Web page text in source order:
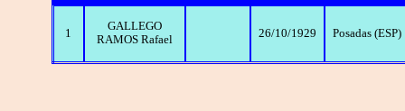
1
GALLEGO
RAMOS Rafael
26/10/1929 Posadas (ESP)